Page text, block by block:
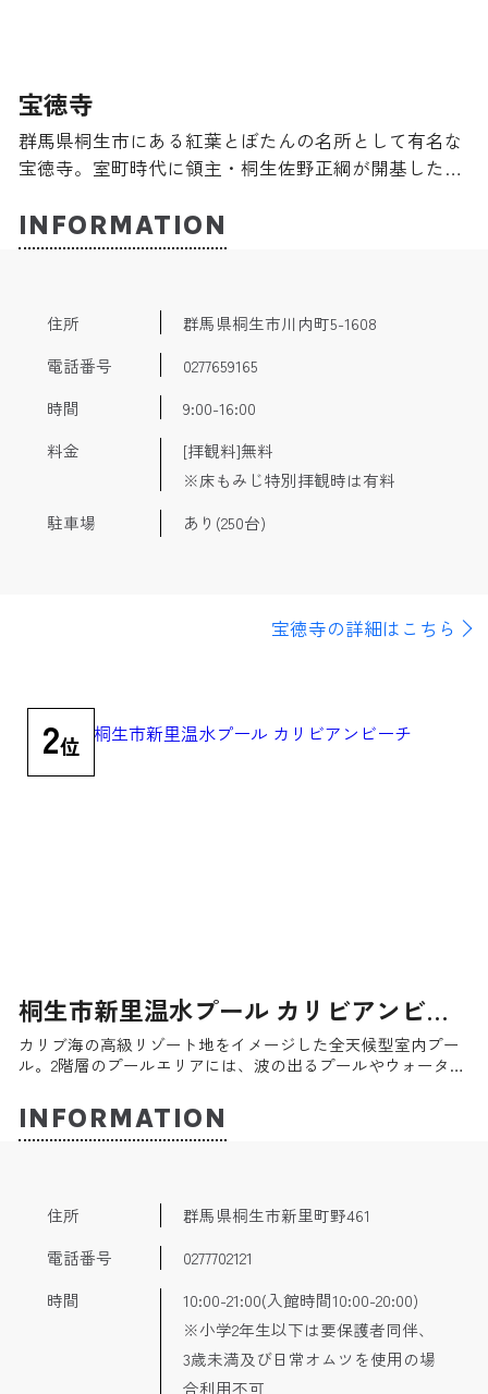
宝徳寺
群馬県桐生市にある紅葉とぼたんの名所として有名な
宝徳寺。室町時代に領主・桐生佐野正綱が開基した禅
は、可愛らしいイラストつきの「アート御朱印」で人
気。境内には山肌を借景とした枯山水があり四季の風
月頃に「紅葉まつり」を開催。
INFORMATION
住所
群馬県桐生市川内町5-1608
電話番号
0277659165
時間
9:00-16:00
料金
[拝観料]無料
※床もみじ特別拝観時は有料
駐車場
あり(250台)
宝徳寺の詳細はこちら
2位
桐生市新里温水プール カリビアンビー
チ
カリブ海の高級リゾート地をイメージした全天候型室内プー
ル。2階層のプールエリアには、波の出るプールやウォーター
ーズナブルな料金も魅力だ。
INFORMATION
住所
群馬県桐生市新里町野461
電話番号
0277702121
時間
10:00-21:00(入館時間10:00-20:00)
※小学2年生以下は要保護者同伴、
3歳未満及び日常オムツを使用の場
合利用不可